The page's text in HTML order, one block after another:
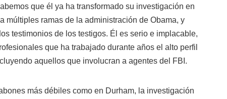
que él ya ha transformado su investigación en
múltiples ramas de la administración de Obama, y
testimonios de los testigos. Él es serio e implacable,
que ha trabajado durante años el alto perfil
aquellos que involucran a agentes del FBI.
más débiles como en Durham, la investigación